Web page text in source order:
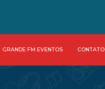
GRANDE FM EVENTOS CONTATO